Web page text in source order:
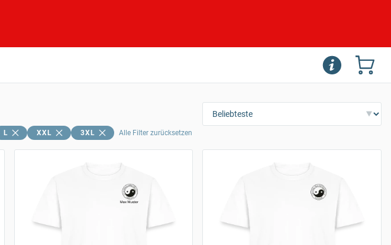
L XXL 3XL Alle Filter zurücksetzen